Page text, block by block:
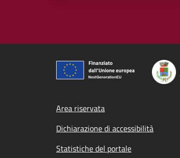
Footer menu
Area riservata
Dichiarazione di accessibilità
Statistiche del portale